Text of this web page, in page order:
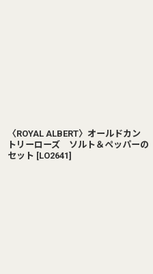
〈ROYAL ALBERT〉オールドカン
トリーローズ ソルト＆ペッパーの
セット [LO2641]